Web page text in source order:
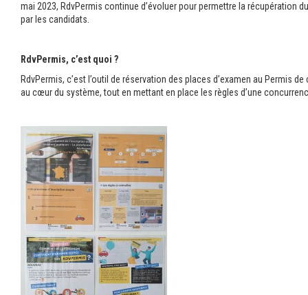
mai 2023, RdvPermis continue d’évoluer pour permettre la récupération
par les candidats.
RdvPermis, c’est quoi ?
RdvPermis, c’est l’outil de réservation des places d’examen au Permis
au cœur du système, tout en mettant en place les règles d’une